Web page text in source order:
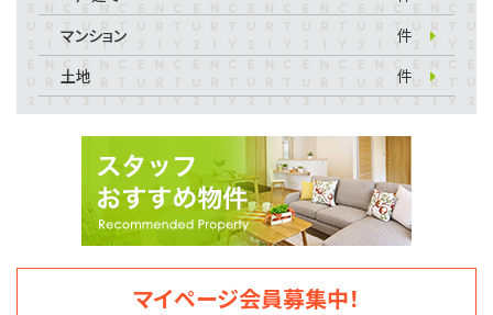
マンション
件
土地
件
マイページ会員募集中！